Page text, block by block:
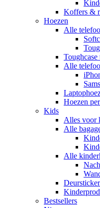
Koffers &
Hoezen
Alle
Toughcase
Alle
Hoezen
Kids
Alles voor
Alle
Alle
Bestsellers